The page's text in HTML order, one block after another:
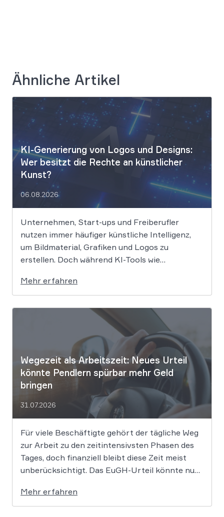
Ähnliche Artikel
KI-Generierung von Logos und Designs:
Wer besitzt die Rechte an künstlicher
Kunst?
06.08.2026
Unternehmen, Start-ups und Freiberufler
nutzen immer häufiger künstliche Intelligenz,
um Bildmaterial, Grafiken und Logos zu
erstellen. Doch während KI-Tools wie
Sekundenschnelle beeindruckende Ergebnisse
liefern, wirft der Einsatz von Algorithmen in der
Kreativbranche komplexe juristische Fragen
auf. Das Urheberrecht, das Markenrecht und
das Patentrecht […]
Mehr erfahren
Wegezeit als Arbeitszeit: Neues Urteil
könnte Pendlern spürbar mehr Geld
bringen
31.07.2026
Für viele Beschäftigte gehört der tägliche Weg
zur Arbeit zu den zeitintensivsten Phasen des
Tages, doch finanziell bleibt diese Zeit meist
unberücksichtigt. Das EuGH-Urteil könnte nun
vielen Arbeitnehmern den Weg zu einer
Vergütung der Wegezeit ebnen. Wer künftig
Mehr erfahren